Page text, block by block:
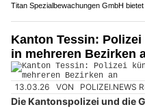
Titan Spezialbewachungen GmbH
Kanton Tessin:
in mehreren Bezirken
13.03.26 VON POLIZEI.NEWS
Die Kantonspolizei und die